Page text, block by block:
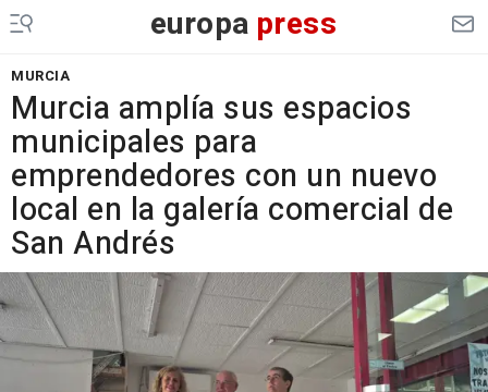
europa press
MURCIA
Murcia amplía sus espacios
municipales para
emprendedores con un nuevo
local en la galería comercial de
San Andrés